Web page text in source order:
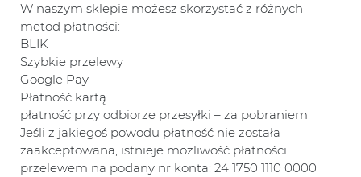
W naszym sklepie możesz skorzystać z różnych
metod płatności:
BLIK
Szybkie przelewy
Google Pay
Płatność kartą
płatność przy odbiorze przesyłki – za pobraniem
Jeśli z jakiegoś powodu płatność nie została
zaakceptowana, istnieje możliwość płatności
przelewem na podany nr konta: 24 1750 1110 0000